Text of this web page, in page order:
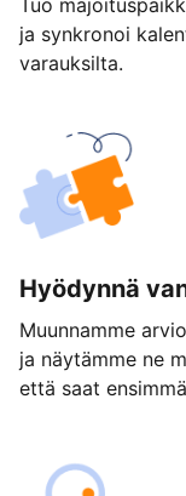
Tuo
ja synkronoi
varauksilta.
Hyödynnä
Muunnamme
ja näytämme ne
että saat